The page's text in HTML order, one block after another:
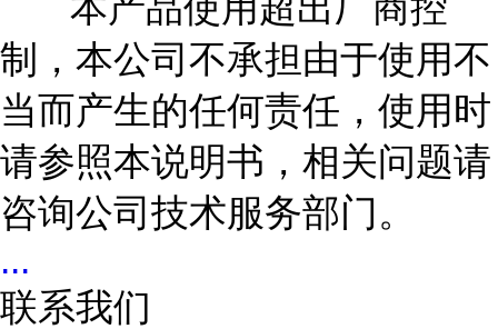
制，本公司不承担由于使用不
当而产生的任何责任，使用时
请参照本说明书，相关问题请
咨询公司技术服务部门。
...
联系我们